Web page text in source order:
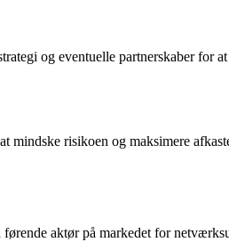
og eventuelle partnerskaber for
risikoen og maksimere
aktør på markedet for